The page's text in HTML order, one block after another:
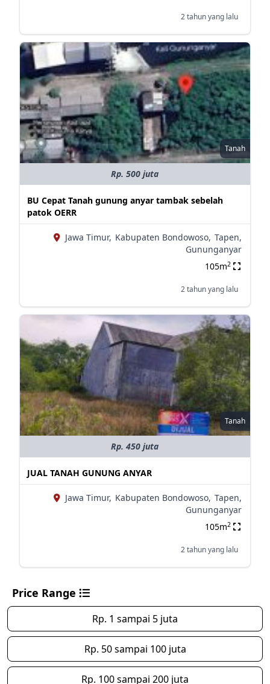
2 tahun yang lalu
Tanah
Rp. 500 juta
BU Cepat Tanah gunung anyar tambak sebelah
patok OERR
Jawa Timur, Kabupaten Bondowoso, Tapen,
Gununganyar
105m2
2 tahun yang lalu
Tanah
Rp. 450 juta
JUAL TANAH GUNUNG ANYAR
Jawa Timur, Kabupaten Bondowoso, Tapen,
Gununganyar
105m2
2 tahun yang lalu
Price Range
Rp. 1 sampai 5 juta
Rp. 50 sampai 100 juta
Rp. 100 sampai 200 juta